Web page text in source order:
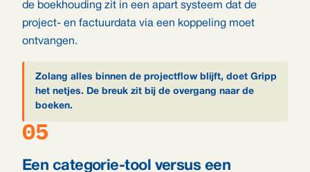
de boekhouding zit in een apart systeem dat de
project- en factuurdata via een koppeling moet
ontvangen.
Zolang alles binnen de projectflow blijft, doet Gripp
het netjes. De breuk zit bij de overgang naar de
boeken.
05
Een categorie-tool versus een